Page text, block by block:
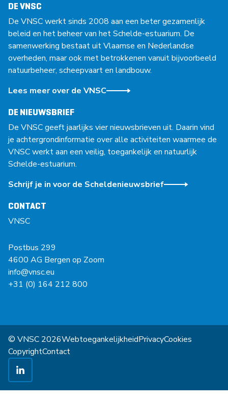
DE VNSC
De VNSC werkt sinds 2008 aan een beter gezamenlijk
beleid en het beheer van het Schelde-estuarium. De
samenwerking bestaat uit Vlaamse en Nederlandse
overheden, maar ook met betrokkenen vanuit bijvoorbeeld
natuurbeheer, scheepvaart en landbouw.
Lees meer over de VNSC
DE NIEUWSBRIEF
De VNSC geeft jaarlijks vier nieuwsbrieven uit. Daarin vind
je achtergrondinformatie over alle activiteiten waarmee de
VNSC werkt aan een veilig, toegankelijk en natuurlijk
Schelde-estuarium.
Schrijf je in voor de Scheldenieuwsbrief
CONTACT
VNSC
Postbus 299
4600 AG Bergen op Zoom
info@vnsc.eu
+31 (0) 164 212 800
© VNSC 2026WebtoegankelijkheidPrivacyCookies
CopyrightContact